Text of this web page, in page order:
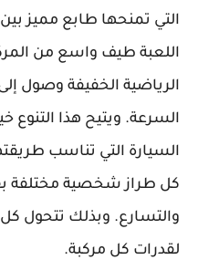
التي تمنحها طابع مميز
اللعبة طيف واسع من
الرياضية الخفيفة وصول
السرعة. ويتيح هذا التنوع
السيارة التي تناسب
كل طراز شخصية مختلفة
والتسارع. وبذلك تتحول
لقدرات كل مركبة.